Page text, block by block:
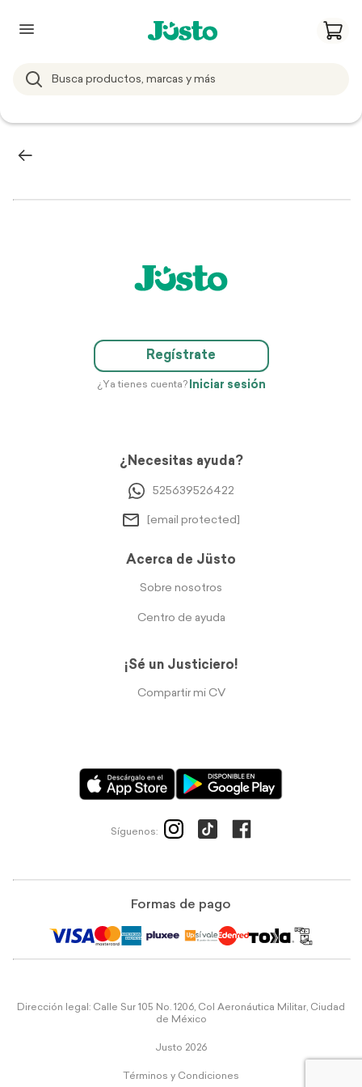
Regístrate
¿Ya tienes cuenta? Iniciar sesión
¿Necesitas ayuda?
525639526422
[email protected]
Acerca de Jüsto
Sobre nosotros
Centro de ayuda
¡Sé un Justiciero!
Compartir mi CV
Síguenos:
Formas de pago
Dirección legal: Calle Sur 105 No. 1206, Col Aeronáutica Militar, Ciudad
de México
Justo 2026
Términos y Condiciones